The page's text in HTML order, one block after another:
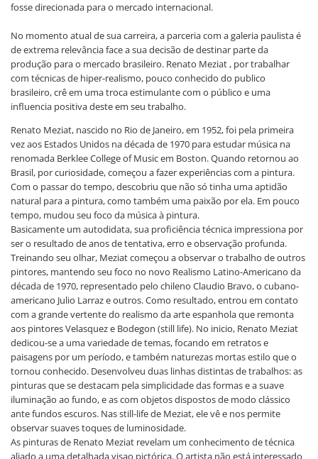
fosse direcionada para o mercado internacional.
No momento atual de sua carreira, a parceria com a galeria paulista é
de extrema relevância face a sua decisão de destinar parte da
produção para o mercado brasileiro. Renato Meziat , por trabalhar
com técnicas de hiper-realismo, pouco conhecido do publico
brasileiro, crê em uma troca estimulante com o público e uma
influencia positiva deste em seu trabalho.
Renato Meziat, nascido no Rio de Janeiro, em 1952, foi pela primeira
vez aos Estados Unidos na década de 1970 para estudar música na
renomada Berklee College of Music em Boston. Quando retornou ao
Brasil, por curiosidade, começou a fazer experiências com a pintura.
Com o passar do tempo, descobriu que não só tinha uma aptidão
natural para a pintura, como também uma paixão por ela. Em pouco
tempo, mudou seu foco da música à pintura.
Basicamente um autodidata, sua proficiência técnica impressiona por
ser o resultado de anos de tentativa, erro e observação profunda.
Treinando seu olhar, Meziat começou a observar o trabalho de outros
pintores, mantendo seu foco no novo Realismo Latino-Americano da
década de 1970, representado pelo chileno Claudio Bravo, o cubano-
americano Julio Larraz e outros. Como resultado, entrou em contato
com a grande vertente do realismo da arte espanhola que remonta
aos pintores Velasquez e Bodegon (still life). No inicio, Renato Meziat
dedicou-se a uma variedade de temas, focando em retratos e
paisagens por um período, e também naturezas mortas estilo que o
tornou conhecido. Desenvolveu duas linhas distintas de trabalhos: as
pinturas que se destacam pela simplicidade das formas e a suave
iluminação ao fundo, e as com objetos dispostos de modo clássico
ante fundos escuros. Nas still-life de Meziat, ele vê e nos permite
observar suaves toques de luminosidade.
As pinturas de Renato Meziat revelam um conhecimento de técnica
aliado a uma detalhada visao pictórica. O artista não está interessado